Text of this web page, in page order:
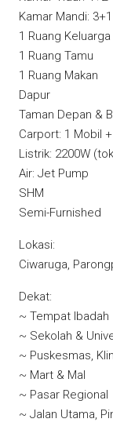
Kamar Mandi: 3+1
1 Ruang Keluarga
1 Ruang Tamu
1 Ruang Makan
Dapur
Taman Depan &
Carport: 1 Mobil
Listrik: 2200W
Air: Jet Pump
SHM
Semi-Furnished
Lokasi:
Ciwaruga,
Dekat:
~ Tempat Ibadah
~ Sekolah &
~ Puskesmas,
~ Mart & Mal
~ Pasar Regional
~ Jalan Utama,